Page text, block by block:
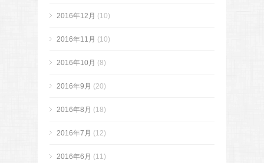
2016年12月 (10)
2016年11月 (10)
2016年10月 (8)
2016年9月 (20)
2016年8月 (18)
2016年7月 (12)
2016年6月 (11)